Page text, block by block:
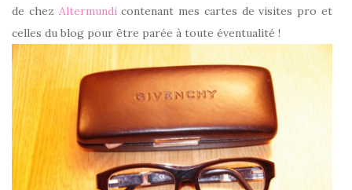
de chez Altermundicontenant mes cartes de visites pro et
celles du blog pour être parée à toute éventualité !